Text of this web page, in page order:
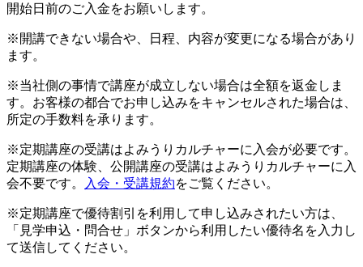
開始日前のご入金をお願いします。
※開講できない場合や、日程、内容が変更になる場合があり
ます。
※当社側の事情で講座が成立しない場合は全額を返金しま
す。お客様の都合でお申し込みをキャンセルされた場合は、
所定の手数料を承ります。
※定期講座の受講はよみうりカルチャーに入会が必要です。
定期講座の体験、公開講座の受講はよみうりカルチャーに入
会不要です。
入会・受講規約をご覧ください。
※定期講座で優待割引を利用して申し込みされたい方は、
「見学申込・問合せ」ボタンから利用したい優待名を入力し
て送信してください。